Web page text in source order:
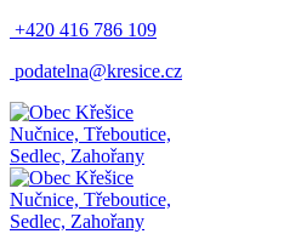
+420 416 786 109
podatelna@kresice.cz
Nučnice, Třeboutice,
Sedlec, Zahořany
Nučnice, Třeboutice,
Sedlec, Zahořany